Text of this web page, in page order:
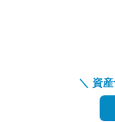
＼ 資